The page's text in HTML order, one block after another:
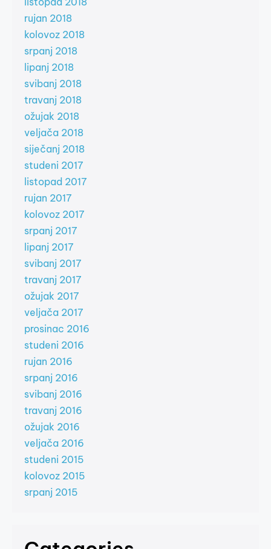
rujan 2018
kolovoz 2018
srpanj 2018
lipanj 2018
svibanj 2018
travanj 2018
ožujak 2018
veljača 2018
siječanj 2018
studeni 2017
listopad 2017
rujan 2017
kolovoz 2017
srpanj 2017
lipanj 2017
svibanj 2017
travanj 2017
ožujak 2017
veljača 2017
prosinac 2016
studeni 2016
rujan 2016
srpanj 2016
svibanj 2016
travanj 2016
ožujak 2016
veljača 2016
studeni 2015
kolovoz 2015
srpanj 2015